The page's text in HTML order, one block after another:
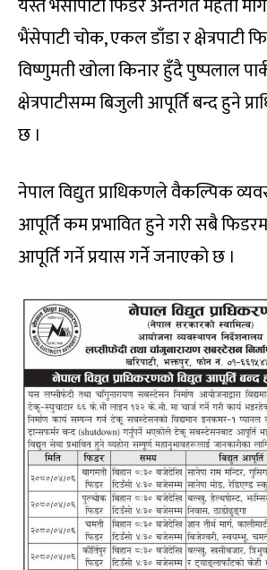
यस्तै भैंसीपाटी फिडर अन्तर्गत महतो
भैंसेपाटी चोक, एकल डाँडा र क्षेत्रपाटी
विष्णुमती खोला किनार हुँदै पुष्पलाल
क्षेत्रपाटीसम्म बिजुली आपूर्ति बन्द हुने
छ ।
नेपाल विद्युत प्राधिकणले वैकल्पिक
आपूर्ति कम प्रभावित हुने गरी सबै
आपूर्ति गर्ने प्रयास गर्ने जनाएको छ ।